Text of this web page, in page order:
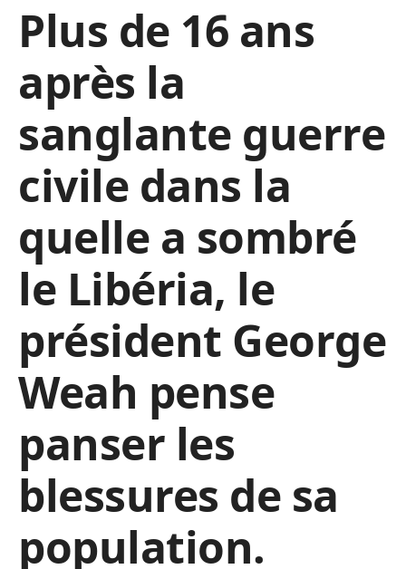
Plus de 16 ans
après la
sanglante guerre
civile dans la
quelle a sombré
le Libéria, le
président George
Weah pense
panser les
blessures de sa
population.